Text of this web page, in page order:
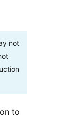
not
to